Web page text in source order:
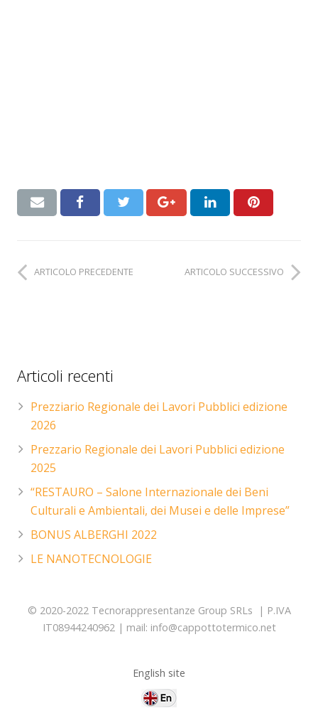
ARTICOLO PRECEDENTE ARTICOLO SUCCESSIVO
Articoli recenti
Prezziario Regionale dei Lavori Pubblici edizione
2026
Prezzario Regionale dei Lavori Pubblici edizione
2025
“RESTAURO – Salone Internazionale dei Beni
Culturali e Ambientali, dei Musei e delle Imprese”
BONUS ALBERGHI 2022
LE NANOTECNOLOGIE
© 2020-2022 Tecnorappresentanze Group SRLs | P.IVA
IT08944240962 | mail: info@cappottotermico.net
English site